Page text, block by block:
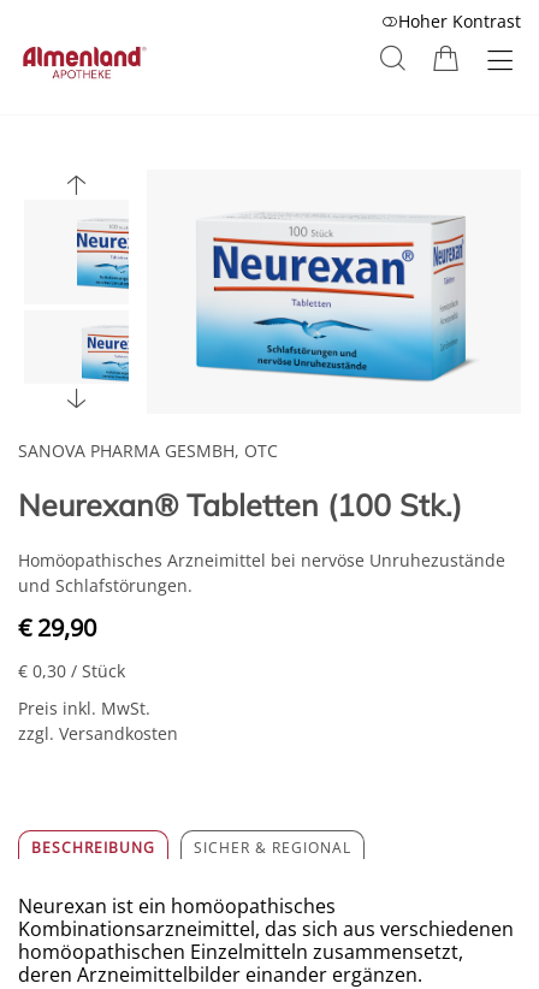
Hoher Kontrast
SANOVA PHARMA GESMBH, OTC
Neurexan® Tabletten (100 Stk.)
Homöopathisches Arzneimittel bei nervöse Unruhezustände
und Schlafstörungen.
€ 29,90
€ 0,30 / Stück
Preis inkl. MwSt.
zzgl. Versandkosten
BESCHREIBUNG SICHER & REGIONAL
Neurexan ist ein homöopathisches
Kombinationsarzneimittel, das sich aus verschiedenen
homöopathischen Einzelmitteln zusammensetzt,
deren Arzneimittelbilder einander ergänzen.